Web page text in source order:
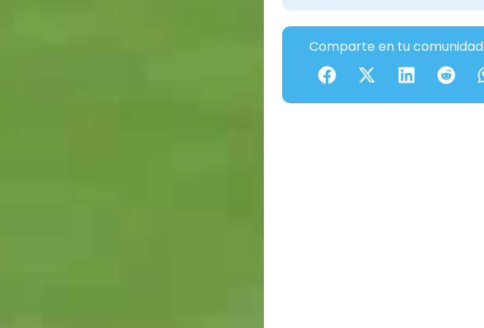
Comparte en tu comunidad